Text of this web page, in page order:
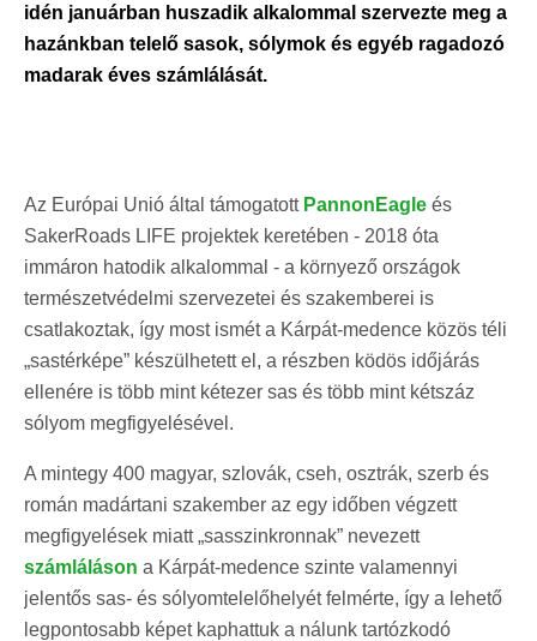
idén januárban huszadik alkalommal szervezte meg a
hazánkban telelő sasok, sólymok és egyéb ragadozó
madarak éves számlálását.
Az Európai Unió által támogatott PannonEagle és
SakerRoads LIFE projektek keretében - 2018 óta
immáron hatodik alkalommal - a környező országok
természetvédelmi szervezetei és szakemberei is
csatlakoztak, így most ismét a Kárpát-medence közös téli
„sastérképe” készülhetett el, a részben ködös időjárás
ellenére is több mint kétezer sas és több mint kétszáz
sólyom megfigyelésével.
A mintegy 400 magyar, szlovák, cseh, osztrák, szerb és
román madártani szakember az egy időben végzett
megfigyelések miatt „sasszinkronnak” nevezett
számláláson a Kárpát-medence szinte valamennyi
jelentős sas- és sólyomtelelőhelyét felmérte, így a lehető
legpontosabb képet kaphattuk a nálunk tartózkodó